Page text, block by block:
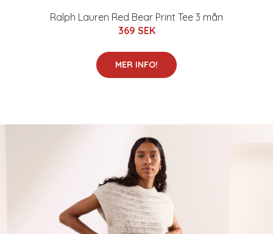
Ralph Lauren Red Bear Print Tee 3 mån
369 SEK
MER INFO!